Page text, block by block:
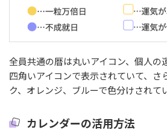
全員共通の暦は丸いアイコン、個人の
四角いアイコンで表示されていて、さ
ク、オレンジ、ブルーで色分けされて
カレンダーの活用方法